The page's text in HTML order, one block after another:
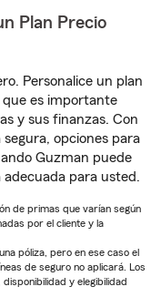
Plan Precio
Personalice un plan
es importante
y sus finanzas. Con
opciones para
Guzman puede
adecuada para usted.
de primas que varían según
por el cliente y la
póliza, pero en ese caso el
de seguro no aplicará. Los
y elegibilidad